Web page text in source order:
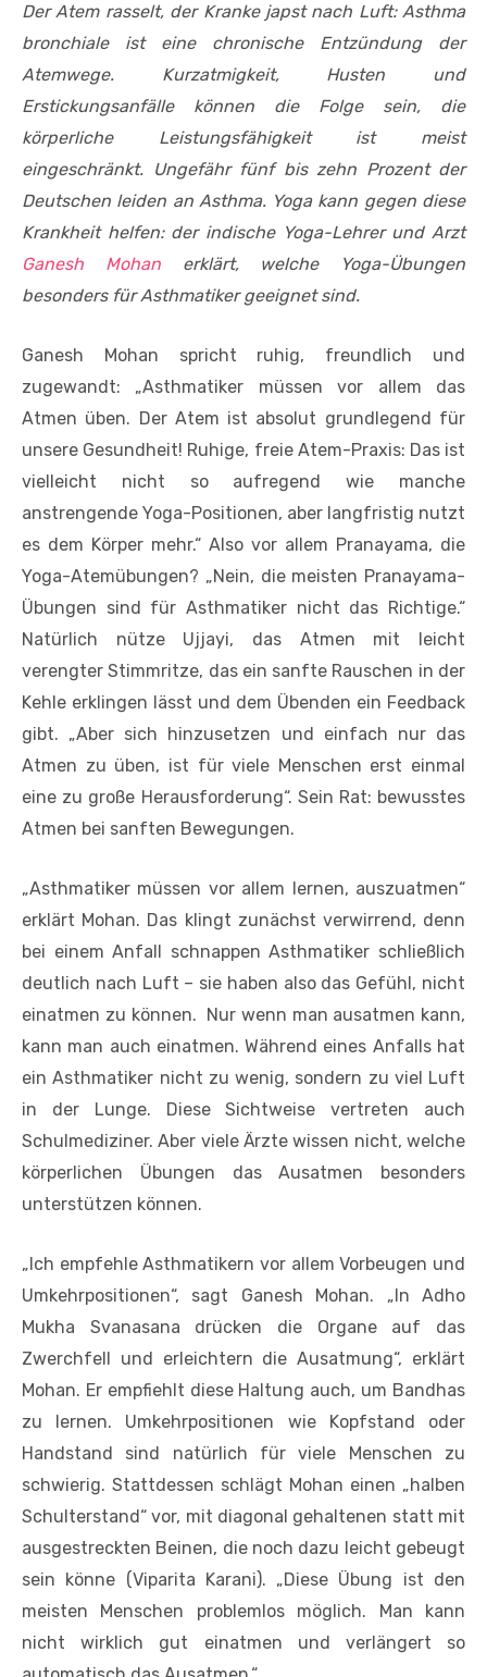
Der Atem rasselt, der Kranke japst nach Luft: Asthma
bronchiale ist eine chronische Entzündung der
Atemwege. Kurzatmigkeit, Husten und
Erstickungsanfälle können die Folge sein, die
körperliche Leistungsfähigkeit ist meist
eingeschränkt. Ungefähr fünf bis zehn Prozent der
Deutschen leiden an Asthma. Yoga kann gegen diese
Krankheit helfen: der indische Yoga-Lehrer und Arzt
Ganesh Mohanerklärt, welche Yoga-Übungen
besonders für Asthmatiker geeignet sind.
Ganesh Mohan spricht ruhig, freundlich und
zugewandt: „Asthmatiker müssen vor allem das
Atmen üben. Der Atem ist absolut grundlegend für
unsere Gesundheit! Ruhige, freie Atem-Praxis: Das ist
vielleicht nicht so aufregend wie manche
anstrengende Yoga-Positionen, aber langfristig nutzt
es dem Körper mehr.“ Also vor allem Pranayama, die
Yoga-Atem­übungen? „Nein, die meisten Pranayama-
Übungen sind für Asthmatiker nicht das Richtige.“
Natürlich nütze Ujjayi, das Atmen mit leicht
verengter Stimmritze, das ein sanfte Rauschen in der
Kehle erklingen lässt und dem Übenden ein Feedback
gibt. „Aber sich hinzusetzen und einfach nur das
Atmen zu üben, ist für viele Menschen erst einmal
eine zu große Herausforderung“. Sein Rat: bewusstes
Atmen bei sanften Bewegungen.
„Asthmatiker müssen vor allem lernen, auszuatmen“
erklärt Mohan. Das klingt zunächst verwirrend, denn
bei einem Anfall schnappen Asthmatiker schließlich
deutlich nach Luft – sie haben also das Gefühl, nicht
einatmen zu können. Nur wenn man ausatmen kann,
kann man auch einatmen. Während eines Anfalls hat
ein Asthmatiker nicht zu wenig, sondern zu viel Luft
in der Lunge. Diese Sichtweise vertreten auch
Schulmediziner. Aber viele Ärzte wissen nicht, welche
körperlichen Übungen das ­Ausatmen besonders
unterstützen können.
„Ich empfehle Asthmatikern vor allem Vorbeugen und
Umkehrpositionen“, sagt Ganesh Mohan. „In Adho
Mukha Svanasana drücken die Organe auf das
Zwerchfell und erleichtern die Ausatmung“, erklärt
Mohan. Er empfiehlt diese Haltung auch, um Bandhas
zu lernen. Umkehrpositionen wie Kopfstand oder
Handstand sind natürlich für viele Menschen zu
schwierig. Stattdessen schlägt Mohan einen „halben
Schulterstand“ vor, mit diagonal gehaltenen statt mit
ausgestreckten Beinen, die noch dazu leicht gebeugt
sein könne (Viparita Karani). „Diese Übung ist den
meisten Menschen problemlos möglich. Man kann
nicht wirklich gut einatmen und verlängert so